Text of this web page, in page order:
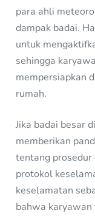
para ahli
dampak badai.
untuk
sehingga
mempersiapkan
rumah.
Jika badai besar
memberikan
tentang prosedur
protokol
keselamatan
bahwa